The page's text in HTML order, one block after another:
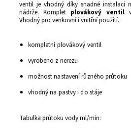
ventil je vhodný díky snadné instalaci
nádrže. Komplet plovákový ventil
Vhodný pro venkovní i vnitřní použití.
kompletní plovákový ventil
vyrobeno z nerezu
možnost nastavení různého průtoku
vhodný na pastvy i do stáje
Tabulka průtoku vody ml/min: